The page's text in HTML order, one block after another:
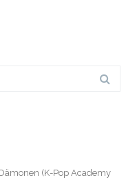
(K-Pop Academy